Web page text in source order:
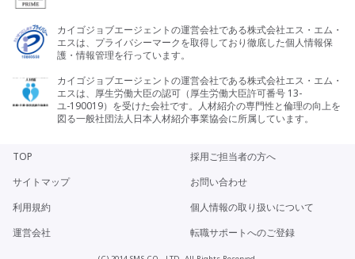
カイゴジョブエージェントの運営会社である株式会社エス・エム・
エスは、プライバシーマークを取得しており徹底した個人情報保
護・情報管理を行っています。
カイゴジョブエージェントの運営会社である株式会社エス・エム・
エスは、厚生労働大臣の認可（厚生労働大臣許可番号 13-
ユ-190019）を受けた会社です。人材紹介の専門性と倫理の向上を
図る一般社団法人日本人材紹介事業協会に所属しています。
TOP
採用ご担当者の方へ
サイトマップ
お問い合わせ
利用規約
個人情報の取り扱いについて
運営会社
転職サポートへのご登録